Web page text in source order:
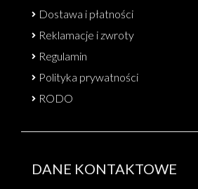
Dostawa i płatności
Reklamacje i zwroty
Regulamin
Polityka prywatności
RODO
DANE KONTAKTOWE